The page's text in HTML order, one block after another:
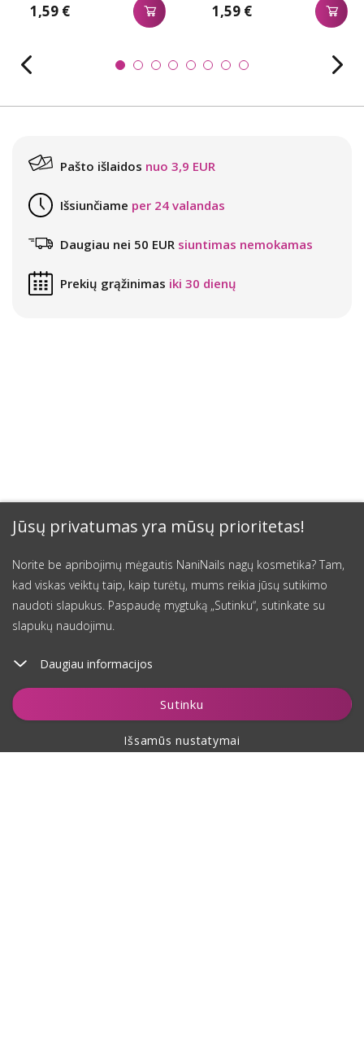
Jūsų privatumas yra mūsų prioritetas!
Norite be apribojimų mėgautis NaniNails nagų kosmetika? Tam,
kad viskas veiktų taip, kaip turėtų, mums reikia jūsų sutikimo
naudoti slapukus. Paspaudę mygtuką „Sutinku“, sutinkate su
slapukų naudojimu.
Daugiau informacijos
Sutinku
Išsamūs nustatymai
Įdėti į krepšelį
1,59 € 1,59 €
Pašto išlaidos nuo 3,9 EUR
Išsiunčiame per 24 valandas
Daugiau nei 50 EUR siuntimas nemokamas
Prekių grąžinimas iki 30 dienų